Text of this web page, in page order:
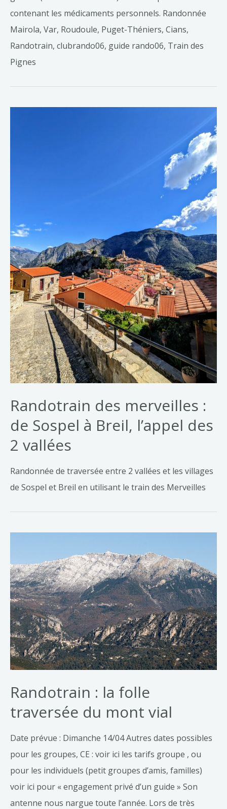
contenant les médicaments personnels. Randonnée
Mairola, Var, Roudoule, Puget-Théniers, Cians,
Randotrain, clubrando06, guide rando06, Train des
Pignes
Randotrain des merveilles :
de Sospel à Breil, l’appel des
2 vallées
Randonnée de traversée entre 2 vallées et les villages
de Sospel et Breil en utilisant le train des Merveilles
Randotrain : la folle
traversée du mont vial
Date prévue : Dimanche 14/04 Autres dates possibles
pour les groupes, CE : voir ici les tarifs groupe , ou
pour les individuels (petit groupes d’amis, familles)
voir ici pour « engagement privé d’un guide » Son
antenne nous nargue toute l’année. Lors de très